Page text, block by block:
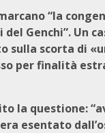
“la
Genchi”. Un
scorta di
per finalità
la questione:
esentato